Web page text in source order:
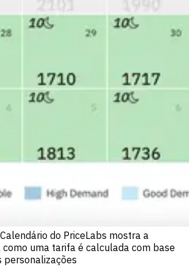
do PriceLabs mostra a
uma tarifa é calculada com base
personalizações